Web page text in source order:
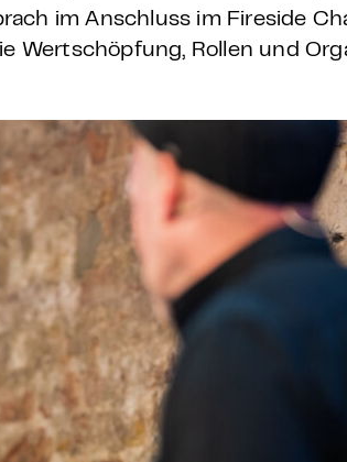
im Anschluss im Fireside
Wertschöpfung, Rollen und